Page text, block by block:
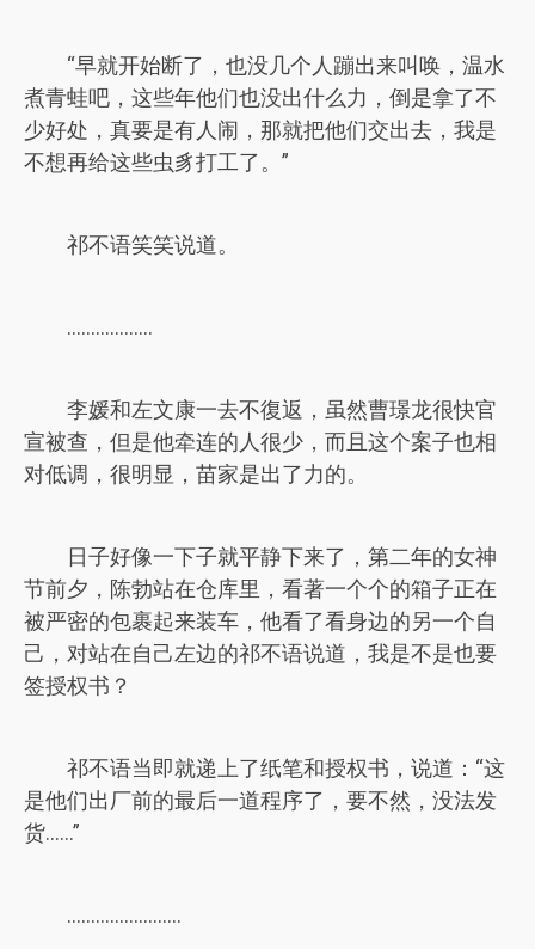
“早就开始断了，也没几个人蹦出来叫唤，温水
煮青蛙吧，这些年他们也没出什么力，倒是拿了不
少好处，真要是有人闹，那就把他们交出去，我是
不想再给这些虫豸打工了。”
祁不语笑笑说道。
………………
李媛和左文康一去不復返，虽然曹璟龙很快官
宣被查，但是他牵连的人很少，而且这个案子也相
对低调，很明显，苗家是出了力的。
日子好像一下子就平静下来了，第二年的女神
节前夕，陈勃站在仓库里，看著一个个的箱子正在
被严密的包裹起来装车，他看了看身边的另一个自
己，对站在自己左边的祁不语说道，我是不是也要
签授权书？
祁不语当即就递上了纸笔和授权书，说道：“这
是他们出厂前的最后一道程序了，要不然，没法发
货……”
……………………